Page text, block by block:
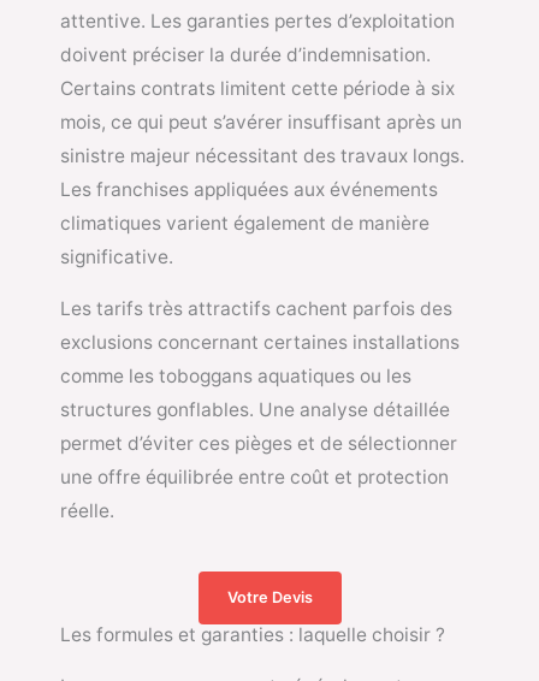
attentive. Les garanties pertes d’exploitation
doivent préciser la durée d’indemnisation.
Certains contrats limitent cette période à six
mois, ce qui peut s’avérer insuffisant après un
sinistre majeur nécessitant des travaux longs.
Les franchises appliquées aux événements
climatiques varient également de manière
significative.
Les tarifs très attractifs cachent parfois des
exclusions concernant certaines installations
comme les toboggans aquatiques ou les
structures gonflables. Une analyse détaillée
permet d’éviter ces pièges et de sélectionner
une offre équilibrée entre coût et protection
réelle.
Votre Devis
Les formules et garanties : laquelle choisir ?